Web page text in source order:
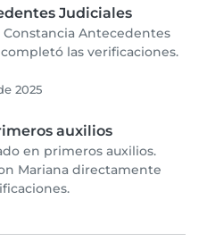
Judiciales
Antecedentes
las verificaciones.
2025
auxilios
en primeros auxilios.
Mariana directamente